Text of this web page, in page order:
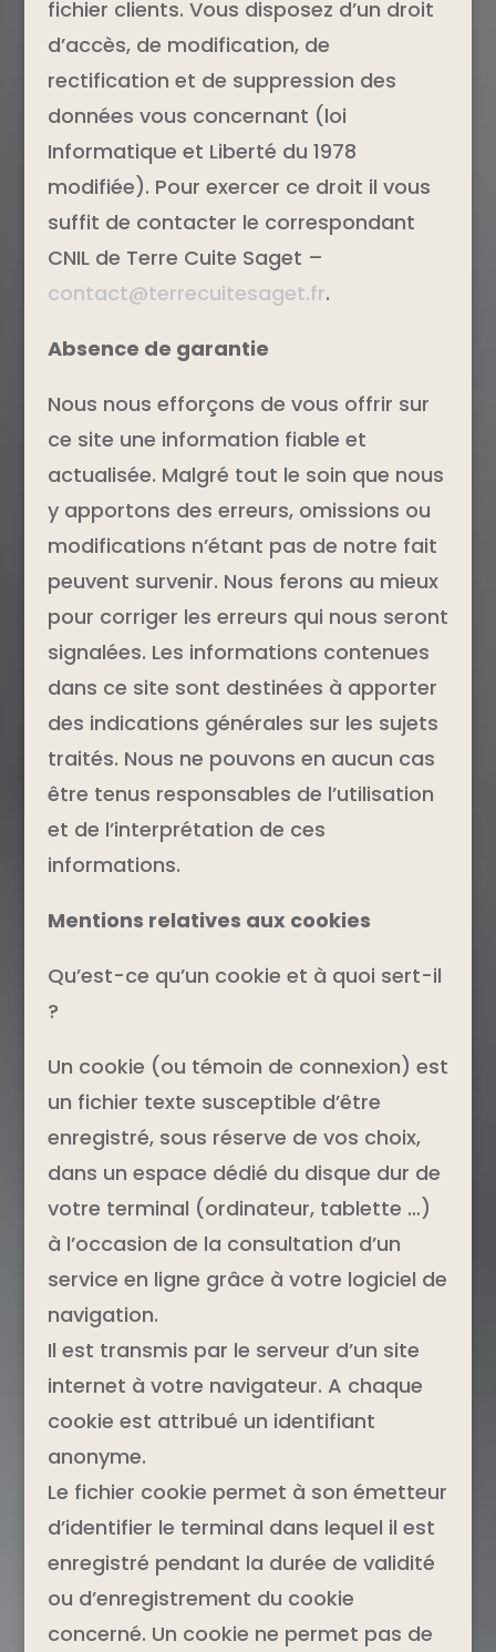
fichier clients. Vous disposez d’un droit
d’accès, de modification, de
rectification et de suppression des
données vous concernant (loi
Informatique et Liberté du 1978
modifiée). Pour exercer ce droit il vous
suffit de contacter le correspondant
CNIL de Terre Cuite Saget –
contact@terrecuitesaget.fr.
Absence de garantie
Nous nous efforçons de vous offrir sur
ce site une information fiable et
actualisée. Malgré tout le soin que nous
y apportons des erreurs, omissions ou
modifications n’étant pas de notre fait
peuvent survenir. Nous ferons au mieux
pour corriger les erreurs qui nous seront
signalées. Les informations contenues
dans ce site sont destinées à apporter
des indications générales sur les sujets
traités. Nous ne pouvons en aucun cas
être tenus responsables de l’utilisation
et de l’interprétation de ces
informations.
Mentions relatives aux cookies
Qu’est-ce qu’un cookie et à quoi sert-il
?
Un cookie (ou témoin de connexion) est
un fichier texte susceptible d’être
enregistré, sous réserve de vos choix,
dans un espace dédié du disque dur de
votre terminal (ordinateur, tablette …)
à l’occasion de la consultation d’un
service en ligne grâce à votre logiciel de
navigation.
Il est transmis par le serveur d’un site
internet à votre navigateur. A chaque
cookie est attribué un identifiant
anonyme.
Le fichier cookie permet à son émetteur
d’identifier le terminal dans lequel il est
enregistré pendant la durée de validité
ou d’enregistrement du cookie
concerné. Un cookie ne permet pas de